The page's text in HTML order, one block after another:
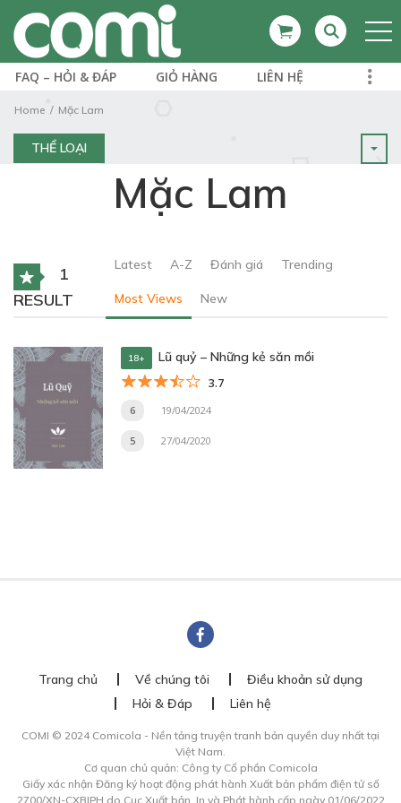
FAQ – HỎI & ĐÁP GIỎ HÀNG LIÊN HỆ
Home Mặc Lam
THỂ LOẠI
Mặc Lam
1
RESULT
Latest A-Z Đánh giá Trending
Most Views New
18+ Lũ quỷ – Những kẻ săn mồi
3.7
6 19/04/2024
5 27/04/2020
Trang chủ Về chúng tôi
Điều khoản sử dụng
Hỏi & Đáp
Liên hệ
COMI © 2024 Comicola - Nền tảng truyện tranh bản quyền duy nhất tại
Việt Nam.
Cơ quan chủ quản: Công ty Cổ phần Comicola
Giấy xác nhận Đăng ký hoạt động phát hành Xuất bản phẩm điện tử số
2700/XN-CXBIPH do Cục Xuất bản, In và Phát hành cấp ngày 01/06/2022